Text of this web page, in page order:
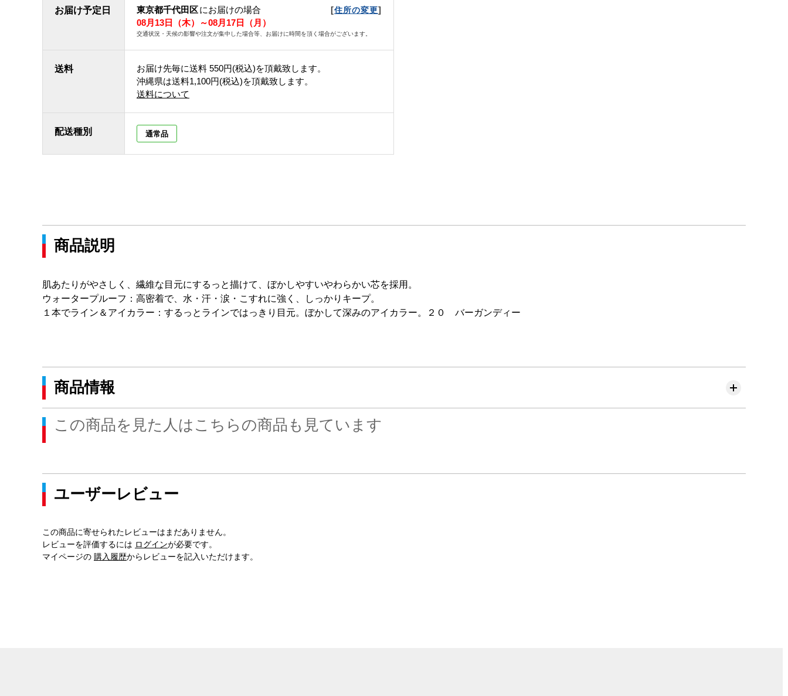
お届け予定日 東京都千代田区にお届けの場合 [住所の変更]
08月13日（木）～08月17日（月）
交通状況・天候の影響や注文が集中した場合等、お届けに時間を頂く場合がございます。
送料 お届け先毎に送料 550円(税込)を頂戴致します。
沖縄県は送料1,100円(税込)を頂戴致します。
送料について
配送種別 通常品
商品説明
肌あたりがやさしく、繊維な目元にするっと描けて、ぼかしやすいやわらかい芯を採用。
ウォータープルーフ：高密着で、水・汗・涙・こすれに強く、しっかりキープ。
１本でライン＆アイカラー：するっとラインではっきり目元。ぼかして深みのアイカラー。２０ バーガンディー
商品情報
この商品を見た人はこちらの商品も見ています
ユーザーレビュー
この商品に寄せられたレビューはまだありません。
レビューを評価するには ログインが必要です。
マイページの 購入履歴からレビューを記入いただけます。